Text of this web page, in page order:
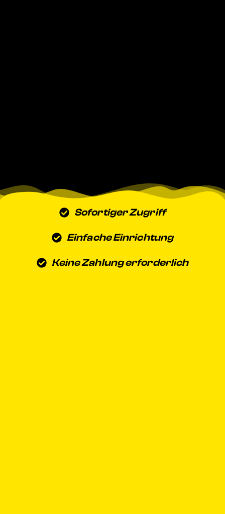
Sofortiger Zugriff
Einfache Einrichtung
Keine Zahlung erforderlich